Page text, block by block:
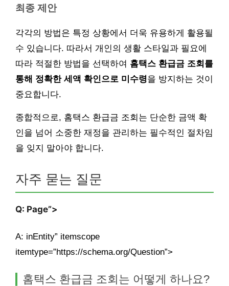
최종 제안
각각의 방법은 특정 상황에서 더욱 유용하게 활용될
수 있습니다. 따라서 개인의 생활 스타일과 필요에
따라 적절한 방법을 선택하여 홈택스 환급금 조회를
통해 정확한 세액 확인으로 미수령을 방지하는 것이
중요합니다.
종합적으로, 홈택스 환급금 조회는 단순한 금액 확
인을 넘어 소중한 재정을 관리하는 필수적인 절차임
을 잊지 말아야 합니다.
자주 묻는 질문
Q: Page”>
A: inEntity” itemscope
itemtype=”https://schema.org/Question”>
홈택스 환급금 조회는 어떻게 하나요?